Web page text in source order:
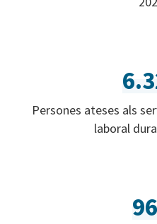
Persones ateses als
laboral